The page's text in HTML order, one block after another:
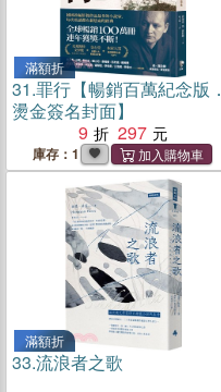
滿額折
31.罪行【暢銷百萬紀念版．
燙金簽名封面】
9
297
庫存：1
滿額折
33.流浪者之歌